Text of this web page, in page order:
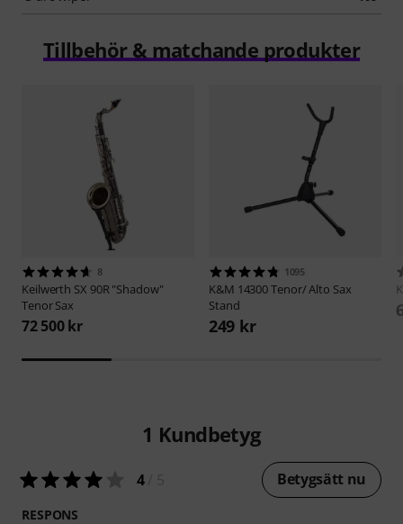
Tillbehör & matchande produkter
8
Keilwerth SX 90R "Shadow"
Tenor Sax
72 500 kr
1095
K&M 14300 Tenor/ Alto Sax
Stand
249 kr
1 Kundbetyg
4/ 5 Betygsätt nu
RESPONS